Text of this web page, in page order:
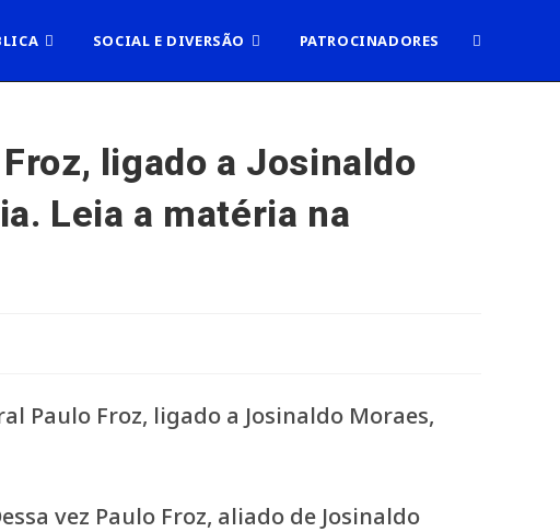
SOCIAL E DIVERSÃO PATROCINADORES ALTERNAR
ligado a Josinaldo
Leia a matéria na
vez Paulo Froz, aliado de Josinaldo